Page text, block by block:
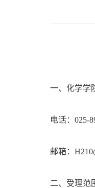
一、化学学
电话： 025-
邮箱： H210
二、受理范